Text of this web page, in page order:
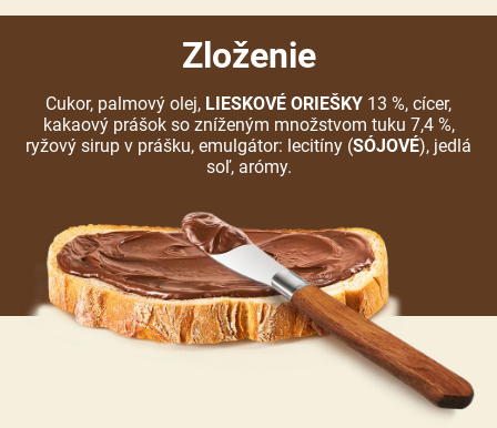
Zloženie
Cukor, palmový olej, LIESKOVÉ ORIEŠKY 13 %, cícer,
kakaový prášok so zníženým množstvom tuku 7,4 %,
ryžový sirup v prášku, emulgátor: lecitíny (SÓJOVÉ), jedlá
soľ, arómy.